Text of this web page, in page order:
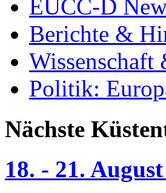
EUCC-D
Berichte &
Wissenschaft
Politik:
Nächste
18. - 21.